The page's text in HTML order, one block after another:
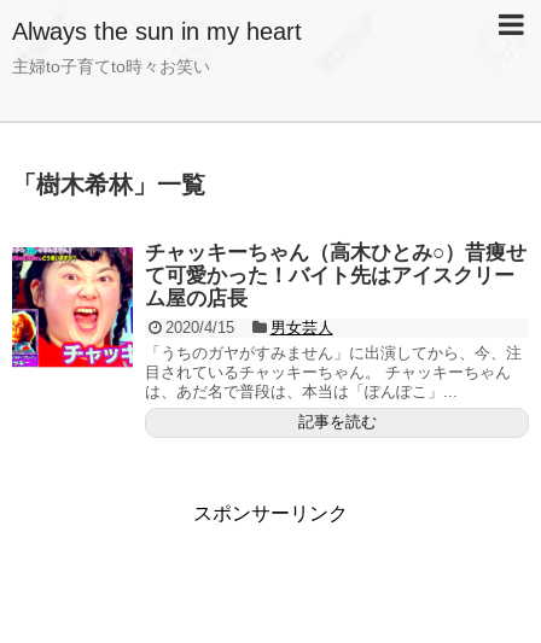
Always the sun in my heart
主婦to子育てto時々お笑い
「 樹木希林」 一覧
チャッキーちゃん（高木ひとみ○）昔痩せ
て可愛かった！バイト先はアイスクリー
ム屋の店長
2020/4/15
男女芸人
「うちのガヤがすみません」に出演してから、今、注
目されているチャッキーちゃん。 チャッキーちゃん
は、あだ名で普段は、本当は「ぽんぽこ」...
記事を読む
スポンサーリンク